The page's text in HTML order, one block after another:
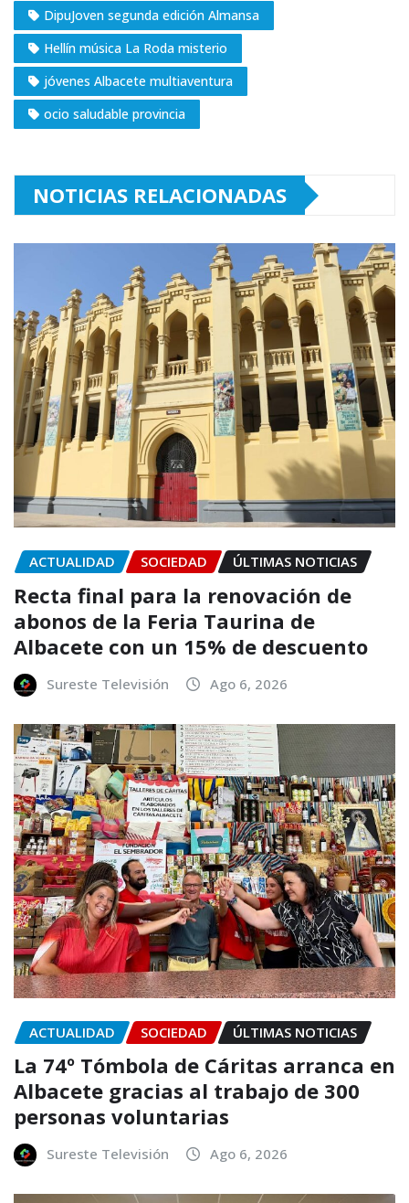
DipuJoven segunda edición Almansa
Hellín música La Roda misterio
jóvenes Albacete multiaventura
ocio saludable provincia
NOTICIAS RELACIONADAS
ACTUALIDAD SOCIEDAD ÚLTIMAS NOTICIAS
Recta final para la renovación de
abonos de la Feria Taurina de
Albacete con un 15% de descuento
Sureste Televisión Ago 6, 2026
ACTUALIDAD SOCIEDAD ÚLTIMAS NOTICIAS
La 74º Tómbola de Cáritas arranca en
Albacete gracias al trabajo de 300
personas voluntarias
Sureste Televisión Ago 6, 2026